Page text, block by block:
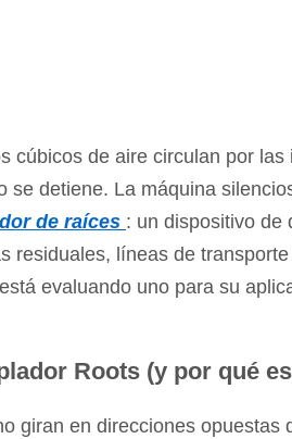
cúbicos de aire circulan por
se detiene. La máquina
de raíces : un dispositivo de
residuales, líneas de
evaluando uno para su
Roots (y por qué
giran en direcciones opuestas